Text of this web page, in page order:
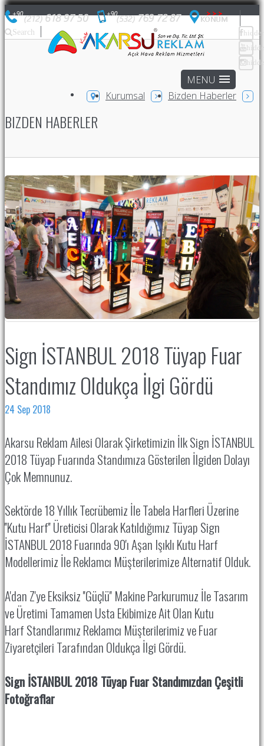
Search
Kurumsal Bizden Haberler
BIZDEN HABERLER
Sign İSTANBUL 2018 Tüyap Fuar
Standımız Oldukça İlgi Gördü
24 Sep 2018
Akarsu Reklam Ailesi Olarak Şirketimizin İlk Sign İSTANBUL
2018 Tüyap Fuarında Standımıza Gösterilen İlgiden Dolayı
Çok Memnunuz.
Sektörde 18 Yıllık Tecrübemiz İle Tabela Harfleri Üzerine
''Kutu Harf'' Üreticisi Olarak Katıldığımız Tüyap Sign
İSTANBUL 2018 Fuarında 90'ı Aşan Işıklı Kutu Harf
Modellerimiz İle Reklamcı Müşterilerimize Alternatif Olduk.
A'dan Z'ye Eksiksiz ''Güçlü'' Makine Parkurumuz İle Tasarım
ve Üretimi Tamamen Usta Ekibimize Ait Olan Kutu
Harf Standlarımız Reklamcı Müşterilerimiz ve Fuar
Ziyaretçileri Tarafından Oldukça İlgi Gördü.
Sign İSTANBUL 2018 Tüyap Fuar Standımızdan Çeşitli
Fotoğraflar